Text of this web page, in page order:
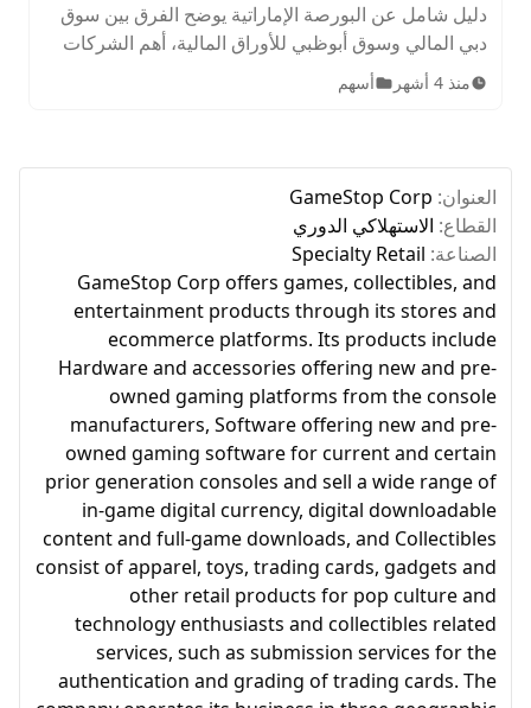
دليل شامل عن البورصة الإماراتية يوضح الفرق بين سوق
دبي المالي وسوق أبوظبي للأوراق المالية، أهم الشركات
المدرجة، الأصول المتاحة، ساعات التداول، وخطوات
الاستثمار للمبتدئين.
منذ 4 أشهر أسهم
العنوان: GameStop Corp
القطاع: الاستهلاكي الدوري
الصناعة: Specialty Retail
GameStop Corp offers games, collectibles, and
entertainment products through its stores and
ecommerce platforms. Its products include
Hardware and accessories offering new and pre-
owned gaming platforms from the console
manufacturers, Software offering new and pre-
owned gaming software for current and certain
prior generation consoles and sell a wide range of
in-game digital currency, digital downloadable
content and full-game downloads, and Collectibles
consist of apparel, toys, trading cards, gadgets and
other retail products for pop culture and
technology enthusiasts and collectibles related
services, such as submission services for the
authentication and grading of trading cards. The